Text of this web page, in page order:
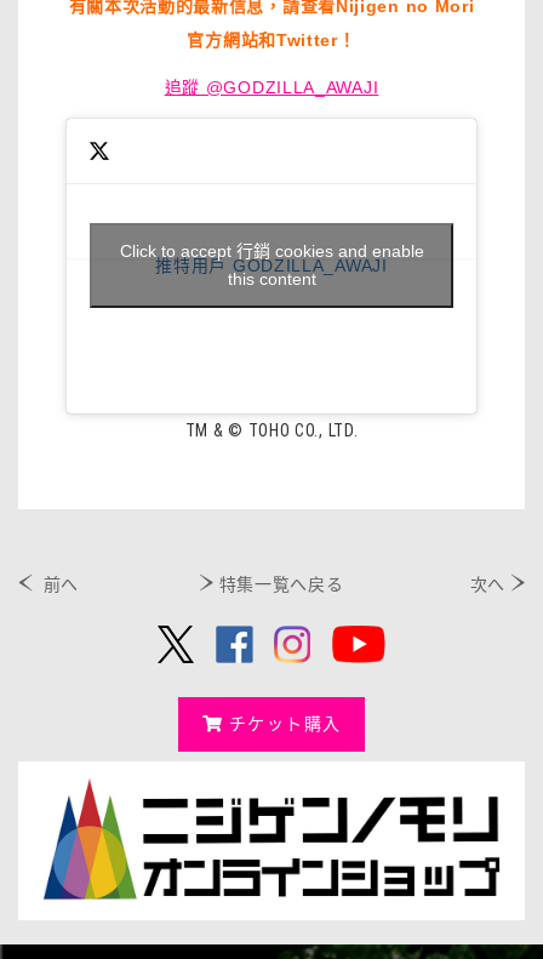
有關本次活動的最新信息，請查看Nijigen no Mori
官方網站和Twitter！
追蹤 @GODZILLA_AWAJI
推特用戶 GODZILLA_AWAJI
Click to accept 行銷 cookies and enable
this content
TM & © TOHO CO., LTD.
前へ 特集一覧へ戻る 次へ
チケット購入